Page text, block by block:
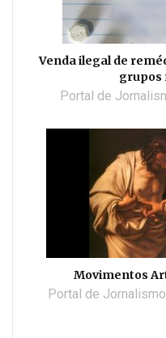
Venda ilegal de
grupos
Portal de
Movimentos
Portal de Jornalismo